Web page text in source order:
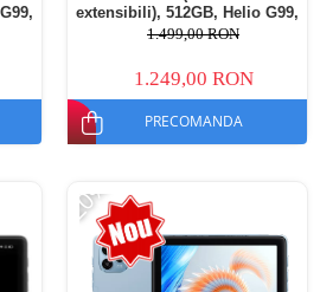
extensibili), 512GB, Helio G99,
10800mAh, 33W, Android 14,
1.499,00 RON
1.249,00 RON
PRECOMANDA
-20%